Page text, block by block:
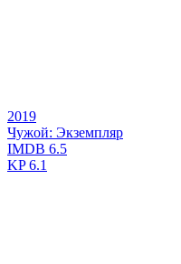
2019
Чужой: Экземпляр
IMDB 6.5
KP6.1